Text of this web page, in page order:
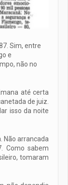
Sim, entre
e
não no
até certa
de juiz.
isso da noite
Não arrancada
Como sabem
tomaram